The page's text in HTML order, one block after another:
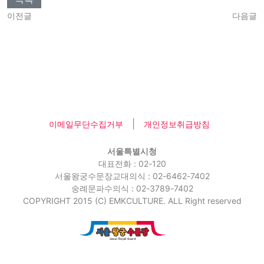
이전글 다음글
이메일무단수집거부 개인정보취급방침
서울특별시청
대표전화 : 02-120
서울왕궁수문장교대의식 : 02-6462-7402
숭례문파수의식 : 02-3789-7402
COPYRIGHT 2015 (C) EMKCULTURE. ALL Right reserved